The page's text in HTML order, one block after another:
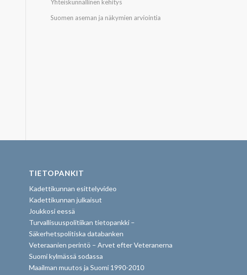
Yhteiskunnallinen kehitys
Suomen aseman ja näkymien arviointia
TIETOPANKIT
Kadettikunnan esittelyvideo
Kadettikunnan julkaisut
Joukkosi eessä
Turvallisuuspolitiikan tietopankki –
Säkerhetspolitiska databanken
Veteraanien perintö – Arvet efter Veteranerna
Suomi kylmässä sodassa
Maailman muutos ja Suomi 1990-2010